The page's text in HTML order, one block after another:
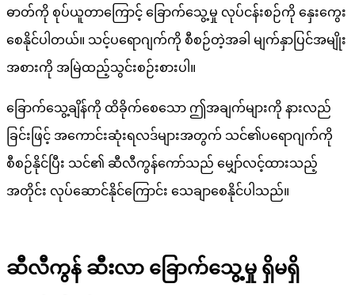
ဓာတ်ကို စုပ်ယူတာကြောင့် ခြောက်သွေ့မှု လုပ်ငန်းစဉ်ကို နှေးကွေး
စေနိုင်ပါတယ်။ သင့်ပရောဂျက်ကို စီစဉ်တဲ့အခါ မျက်နှာပြင်အမျိုး
အစားကို အမြဲထည့်သွင်းစဉ်းစားပါ။
ခြောက်သွေ့ချိန်ကို ထိခိုက်စေသော ဤအချက်များကို နားလည်
ခြင်းဖြင့် အကောင်းဆုံးရလဒ်များအတွက် သင်၏ပရောဂျက်ကို
စီစဉ်နိုင်ပြီး သင်၏ ဆီလီကွန်ကော်သည် မျှော်လင့်ထားသည့်
အတိုင်း လုပ်ဆောင်နိုင်ကြောင်း သေချာစေနိုင်ပါသည်။
ဆီလီကွန် ဆီးလာ ခြောက်သွေ့မှု ရှိမရှိ